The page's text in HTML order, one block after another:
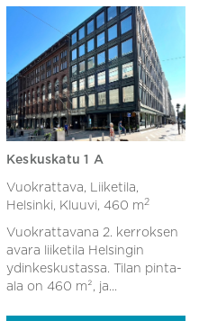
Keskuskatu 1 A
Vuokrattava, Liiketila,
Helsinki, Kluuvi, 460 m 2
Vuokrattavana 2. kerroksen
avara liiketila Helsingin
ydinkeskustassa. Tilan pinta-
ala on 460 m², ja...